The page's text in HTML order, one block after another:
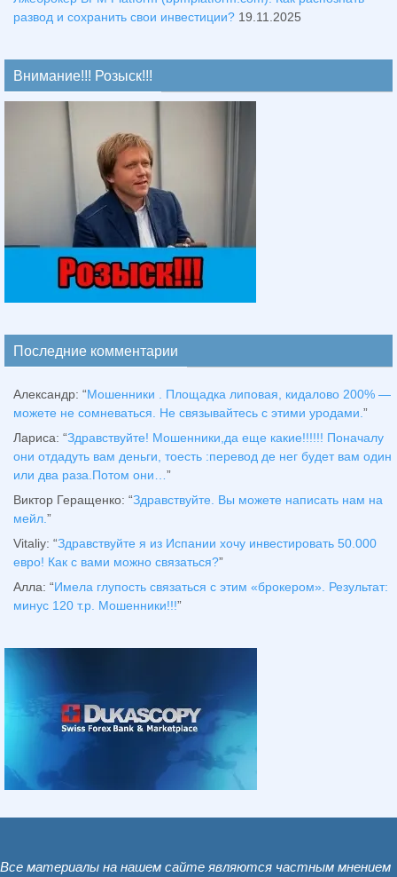
развод и сохранить свои инвестиции? 19.11.2025
Внимание!!! Розыск!!!
Последние комментарии
Александр: “Мошенники . Площадка липовая, кидалово 200% —
можете не сомневаться. Не связывайтесь с этими уродами.”
Лариса: “Здравствуйтe! Мошенники,да еще какие!!!!!! Поначалу
они отдадуть вам деньги, тоесть :перевод де нег будет вам один
или два раза.Потом они…”
Виктор Геращенко: “Здравствуйте. Вы можете написать нам на
мейл.”
Vitaliy: “Здравствуйте я из Испании хочу инвестировать 50.000
евро! Как с вами можно связаться?”
Алла: “Имела глупость связаться с этим «брокером». Результат:
минус 120 т.р. Мошенники!!!”
Все материалы на нашем сайте являются частным мнением